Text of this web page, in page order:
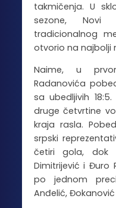
takmičenja. U
sezone, Novi
tradicionalnog
otvorio na najbolji
Naime, u
Radanovića
sa ubedljivih
druge četvrtine
kraja rasla.
srpski
četiri gola,
Dimitrijević i Đuro
po jednom
Anđelić,